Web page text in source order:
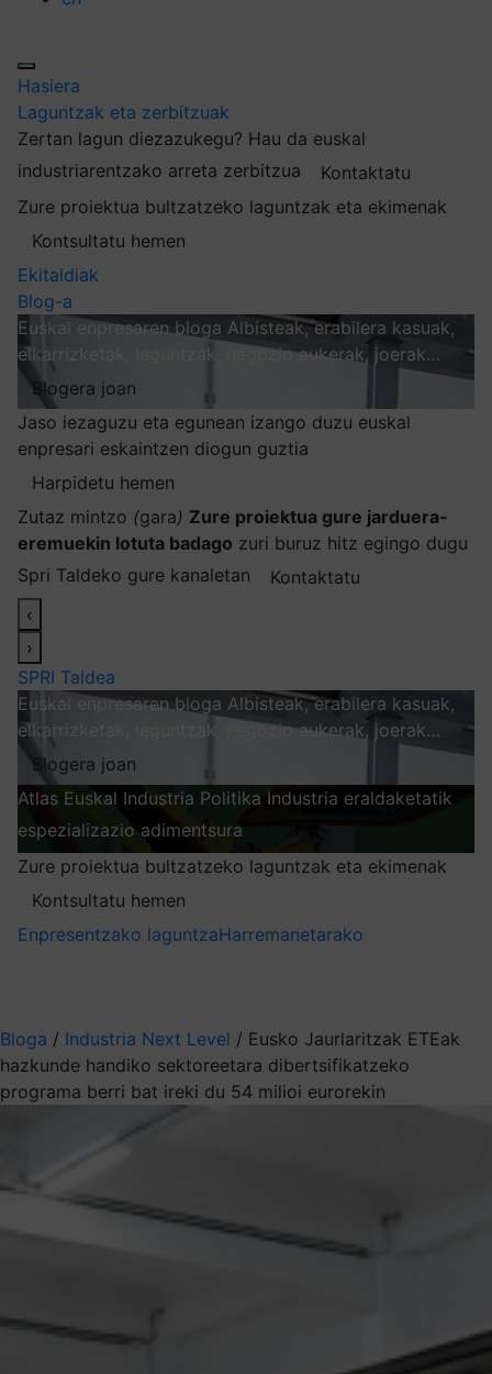
Hasiera
Laguntzak eta zerbitzuak
Zertan lagun diezazukegu? Hau da euskal
industriarentzako arreta zerbitzua
Kontaktatu
Zure proiektua bultzatzeko laguntzak eta ekimenak
Kontsultatu hemen
Ekitaldiak
Blog-a
Euskal enpresaren bloga Albisteak, erabilera kasuak,
elkarrizketak, laguntzak, negozio aukerak, joerak…
Blogera joan
Jaso iezaguzu eta egunean izango duzu euskal
enpresari eskaintzen diogun guztia
Harpidetu hemen
Zutaz mintzo (gara) Zure proiektua gure jarduera-
eremuekin lotuta badago zuri buruz hitz egingo dugu
Spri Taldeko gure kanaletan
Kontaktatu
‹
›
SPRI Taldea
Euskal enpresaren bloga Albisteak, erabilera kasuak,
elkarrizketak, laguntzak, negozio aukerak, joerak…
Blogera joan
Atlas Euskal Industria Politika Industria eraldaketatik
espezializazio adimentsura
Zure proiektua bultzatzeko laguntzak eta ekimenak
Kontsultatu hemen
Enpresentzako laguntzaHarremanetarako
Bloga / Industria Next Level / Eusko Jaurlaritzak ETEak
hazkunde handiko sektoreetara dibertsifikatzeko
programa berri bat ireki du 54 milioi eurorekin